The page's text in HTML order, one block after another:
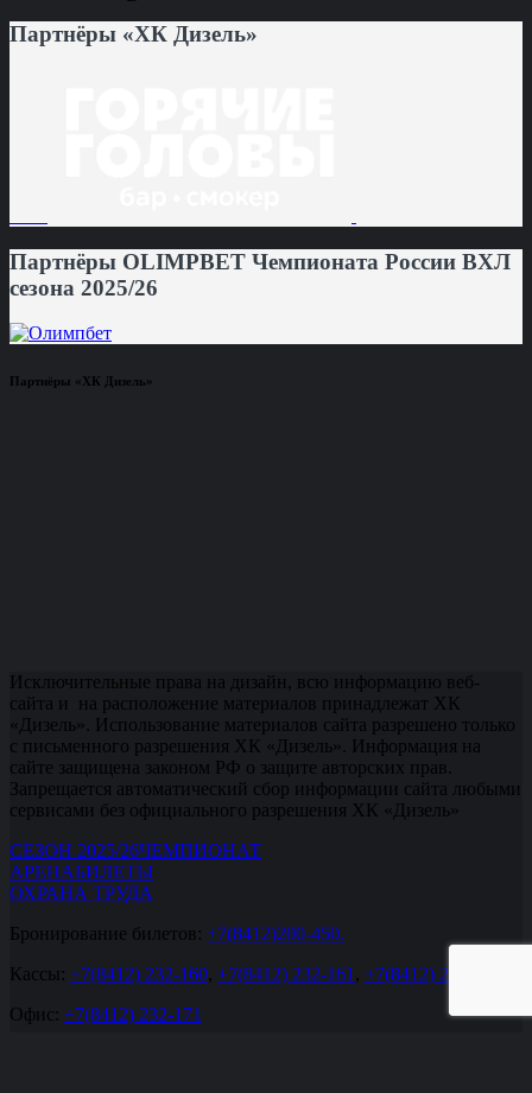
Партнёры «ХК Дизель»
Партнёры OLIMPBET Чемпионата России ВХЛ
сезона 2025/26
Партнёры «ХК Дизель»
Исключительные права на дизайн, всю информацию веб-
сайта и на расположение материалов принадлежат ХК
«Дизель». Использование материалов сайта разрешено только
с письменного разрешения ХК «Дизель». Информация на
сайте защищена законом РФ о защите авторских прав.
Запрещается автоматический сбор информации сайта любыми
сервисами без официального разрешения ХК «Дизель»
СЕЗОН 2025/26ЧЕМПИОНАТ
АРЕНАБИЛЕТЫ
ОХРАНА ТРУДА
Бронирование билетов: +7(8412)200-450.
Кассы: +7(8412) 232-160, +7(8412) 232-161 , +7(8412) 232-162
Офис: +7(8412) 232-171